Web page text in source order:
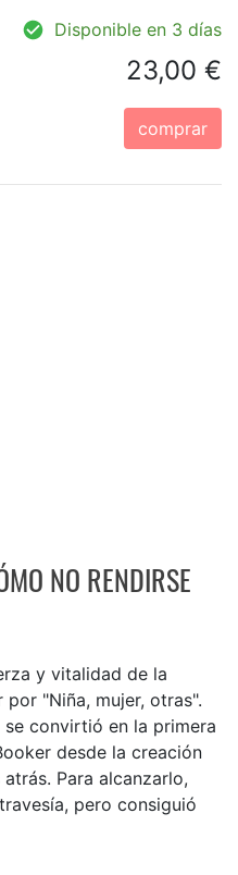
Disponible en 3 días
23,00 €
comprar
NO RENDIRSE
y vitalidad de la
"Niña, mujer, otras".
se convirtió en la primera
desde la creación
Para alcanzarlo,
pero consiguió